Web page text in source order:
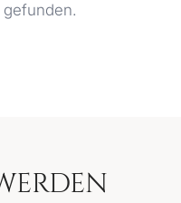
gefunden.